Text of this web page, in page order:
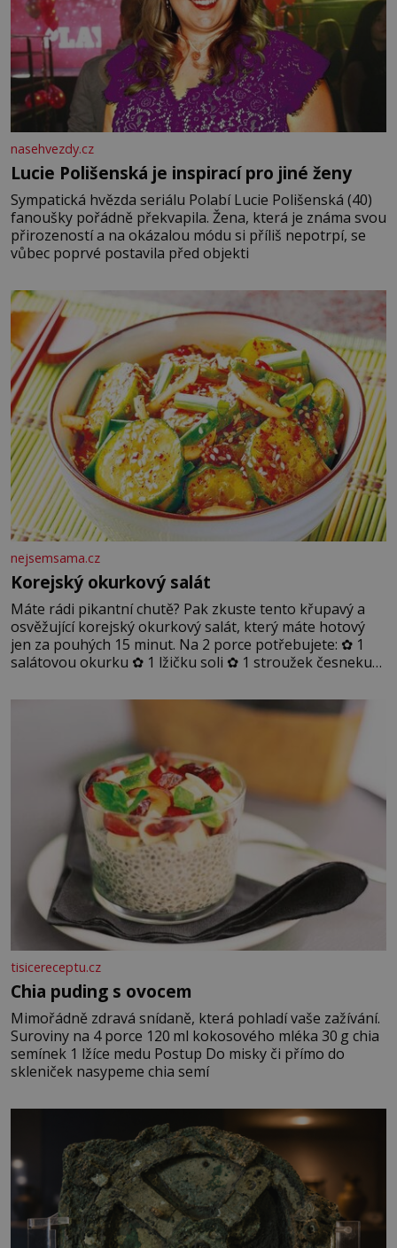
nasehvezdy.cz
Lucie Polišenská je inspirací pro jiné ženy
Sympatická hvězda seriálu Polabí Lucie Polišenská (40)
fanoušky pořádně překvapila. Žena, která je známa svou
přirozeností a na okázalou módu si příliš nepotrpí, se
vůbec poprvé postavila před objekti
nejsemsama.cz
Korejský okurkový salát
Máte rádi pikantní chutě? Pak zkuste tento křupavý a
osvěžující korejský okurkový salát, který máte hotový
jen za pouhých 15 minut. Na 2 porce potřebujete: ✿ 1
salátovou okurku ✿ 1 lžičku soli ✿ 1 stroužek česneku
sezamového oleje ✿ 1 lžičku chilli ✿ 1 lžičku cukru ✿ 1
jarní cibulku ✿ 1 lžíci sezamových semínek
tisicereceptu.cz
Chia puding s ovocem
Mimořádně zdravá snídaně, která pohladí vaše zažívání.
Suroviny na 4 porce 120 ml kokosového mléka 30 g chia
semínek 1 lžíce medu Postup Do misky či přímo do
skleniček nasypeme chia semí